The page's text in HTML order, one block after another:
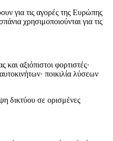
για τις αγορές της Ευρώπης
χρησιμοποιούνται για τις
αξιόπιστοι φορτιστές·
ποικιλία λύσεων
δικτύου σε ορισμένες